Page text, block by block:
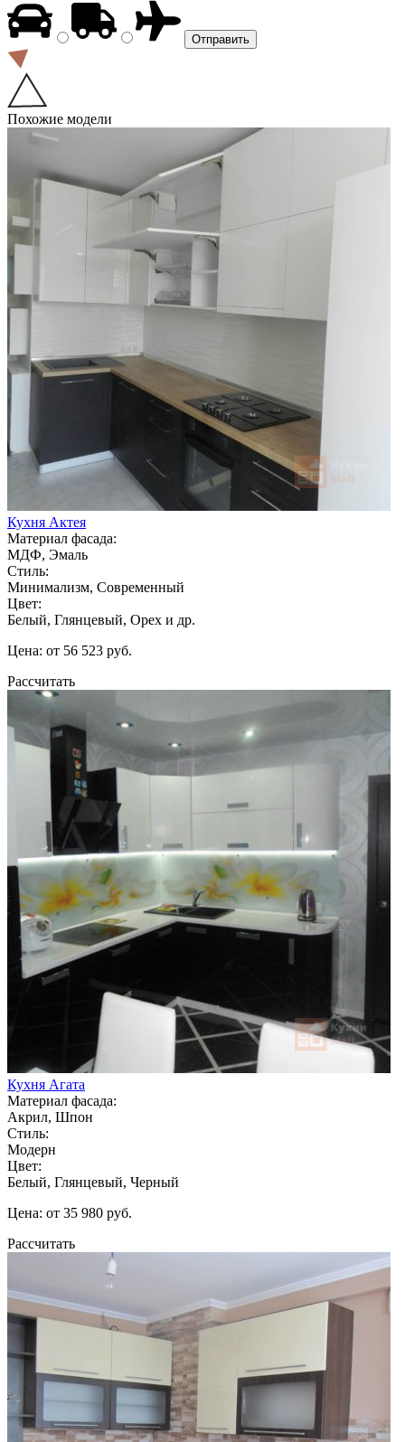
Похожие модели
Кухня Актея
Материал фасада:
МДФ, Эмаль
Стиль:
Минимализм, Современный
Цвет:
Белый, Глянцевый, Орех и др.
Цена: от 56 523 руб.
Рассчитать
Кухня Агата
Материал фасада:
Акрил, Шпон
Стиль:
Модерн
Цвет:
Белый, Глянцевый, Черный
Цена: от 35 980 руб.
Рассчитать